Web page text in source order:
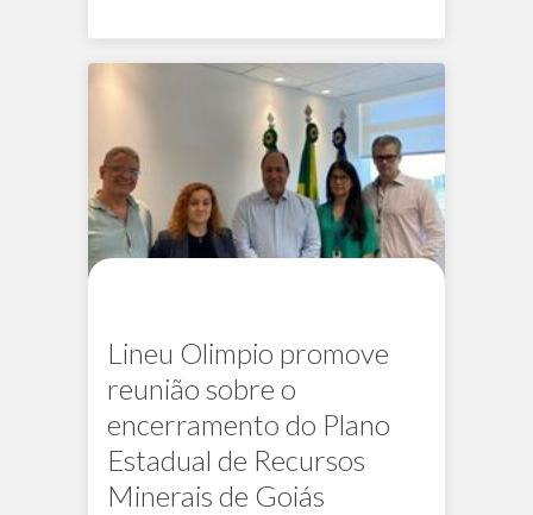
Lineu Olimpio promove
reunião sobre o
encerramento do Plano
Estadual de Recursos
Minerais de Goiás